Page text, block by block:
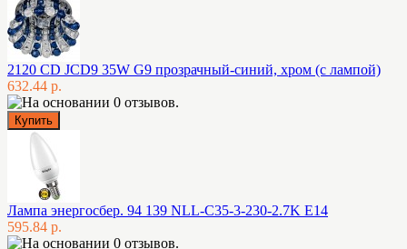
2120 CD JCD9 35W G9 прозрачный-синий, хром (с лампой)
632.44 р.
Лампа энергосбер. 94 139 NLL-C35-3-230-2.7K E14
595.84 р.